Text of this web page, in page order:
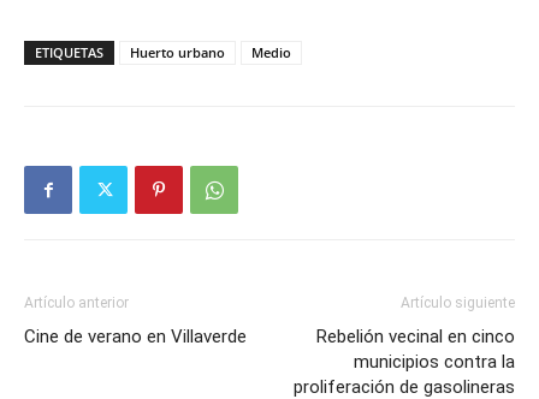
ETIQUETAS Huerto urbano Medio
Artículo anterior
Cine de verano en Villaverde
Artículo siguiente
Rebelión vecinal en cinco
municipios contra la
proliferación de gasolineras